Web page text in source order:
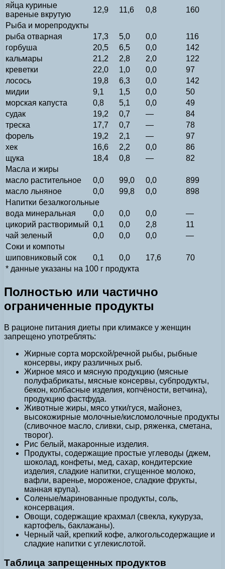
яйца куриные
вареные вкрутую
12,9 11,6 0,8
160
Рыба и морепродукты
рыба отварная
17,3 5,0 0,0
116
горбуша
20,5 6,5 0,0
142
кальмары
21,2 2,8 2,0
122
креветки
22,0 1,0 0,0
97
лосось
19,8 6,3 0,0
142
мидии
9,1 1,5 0,0
50
морская капуста
0,8 5,1 0,0
49
судак
19,2 0,7 —
84
треска
17,7 0,7 —
78
форель
19,2 2,1 —
97
хек
16,6 2,2 0,0
86
щука
18,4 0,8 —
82
Масла и жиры
масло растительное
0,0 99,0 0,0
899
масло льняное
0,0 99,8 0,0
898
Напитки безалкогольные
вода минеральная
0,0 0,0 0,0
—
цикорий растворимый 0,1 0,0 2,8
11
чай зеленый
0,0 0,0 0,0
—
Соки и компоты
шиповниковый сок
0,1 0,0 17,6
70
* данные указаны на 100 г продукта
Полностью или частично
ограниченные продукты
В рационе питания диеты при климаксе у женщин
запрещено употреблять:
Жирные сорта морской/речной рыбы, рыбные
консервы, икру различных рыб.
Жирное мясо и мясную продукцию (мясные
полуфабрикаты, мясные консервы, субпродукты,
бекон, колбасные изделия, копчёности, ветчина),
продукцию фастфуда.
Животные жиры, мясо утки/гуся, майонез,
высокожирные молочные/кисломолочные продукты
(сливочное масло, сливки, сыр, ряженка, сметана,
творог).
Рис белый, макаронные изделия.
Продукты, содержащие простые углеводы (джем,
шоколад, конфеты, мед, сахар, кондитерские
изделия, сладкие напитки, сгущенное молоко,
вафли, варенье, мороженое, сладкие фрукты,
манная крупа).
Соленые/маринованные продукты, соль,
консервация.
Овощи, содержащие крахмал (свекла, кукуруза,
картофель, баклажаны).
Черный чай, крепкий кофе, алкогольсодержащие и
сладкие напитки с углекислотой.
Таблица запрещенных продуктов